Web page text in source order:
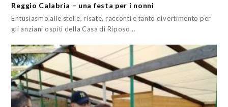
Reggio Calabria – una festa per i nonni
Entusiasmo alle stelle, risate, racconti e tanto divertimento per
gli anziani ospiti della Casa di Riposo…